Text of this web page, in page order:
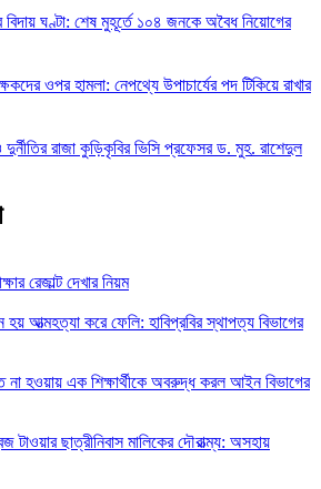
বিদায় ঘণ্টা: শেষ মুহূর্তে ১০৪ জনকে অবৈধ নিয়োগের
ওপর হামলা: নেপথ্যে উপাচার্যের পদ টিকিয়ে রাখার
রাজা কুড়িকৃবির ভিসি প্রফেসর ড. মুহ. রাশেদুল
রেজাল্ট দেখার নিয়ম
হয় আত্মহত্যা করে ফেলি: হাবিপ্রবির স্থাপত্য বিভাগের
হওয়ায় এক শিক্ষার্থীকে অবরুদ্ধ করল আইন বিভাগের
টাওয়ার ছাত্রীনিবাস মালিকের দৌরাত্ম্য: অসহায়